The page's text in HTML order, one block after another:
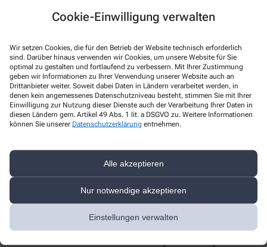
Cookie-Einwilligung verwalten
Wir setzen Cookies, die für den Betrieb der Website technisch erforderlich
sind. Darüber hinaus verwenden wir Cookies, um unsere Website für Sie
optimal zu gestalten und fortlaufend zu verbessern. Mit Ihrer Zustimmung
geben wir Informationen zu Ihrer Verwendung unserer Website auch an
Drittanbieter weiter. Soweit dabei Daten in Ländern verarbeitet werden, in
denen kein angemessenes Datenschutzniveau besteht, stimmen Sie mit Ihrer
Einwilligung zur Nutzung dieser Dienste auch der Verarbeitung Ihrer Daten in
diesen Ländern gem. Artikel 49 Abs. 1 lit. a DSGVO zu. Weitere Informationen
können Sie unserer Datenschutzerklärung entnehmen.
Alle akzeptieren
Nur notwendige akzeptieren
Einstellungen verwalten
Michaela Schulz
Fax:
Email:rosen-apo-gmm@arcor.de
Website:
Weitere Hinweise
Streitschlichtung
Wir sind weder verpflichtet noch bereit, an einem
teilzunehmen.
der gebotenen Sorgfalt und nach bestem Wissen erstellt. Soweit
keine Gewähr für die fortwährende Aktualität, Richtigkeit und
Vollständigkeit der verlinkten Inhalte übernehmen, da diese